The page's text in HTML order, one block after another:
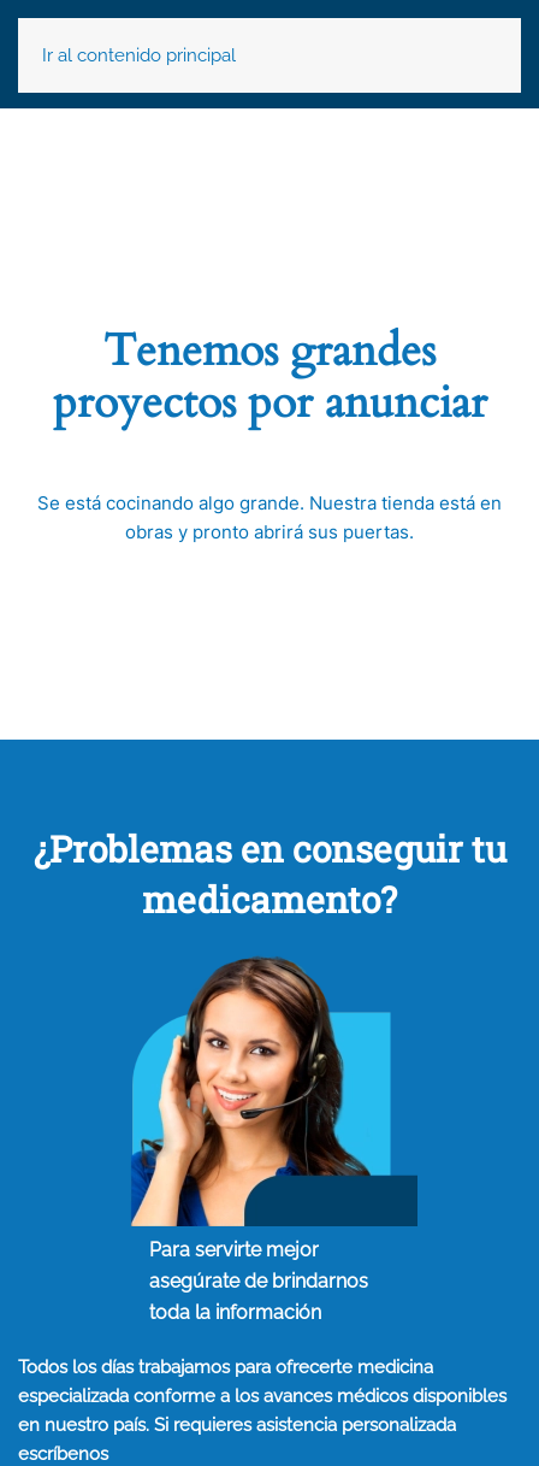
Ir al contenido principal
Tenemos grandes
proyectos por anunciar
Se está cocinando algo grande. Nuestra tienda está en
obras y pronto abrirá sus puertas.
¿Problemas en conseguir tu
medicamento?
Para servirte mejor
asegúrate de brindarnos
toda la información
Todos los días trabajamos para ofrecerte medicina
especializada conforme a los avances médicos disponibles
en nuestro país. Si requieres asistencia personalizada
escríbenos